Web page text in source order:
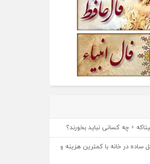
+ چه کسانی نباید بخورند؟
در خانه با کمترین هزینه و